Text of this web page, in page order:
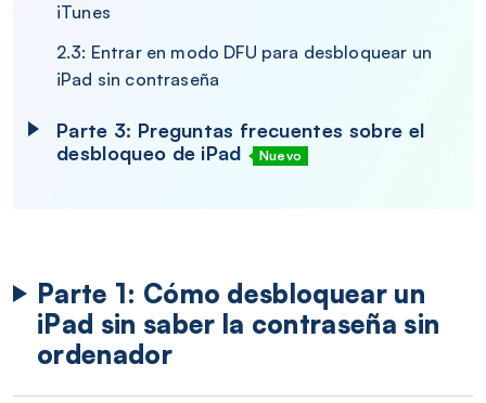
iTunes
2.3: Entrar en modo DFU para desbloquear un
iPad sin contraseña
Parte 3: Preguntas frecuentes sobre el
desbloqueo de iPad
Nuevo
Parte 1: Cómo desbloquear un
iPad sin saber la contraseña sin
ordenador